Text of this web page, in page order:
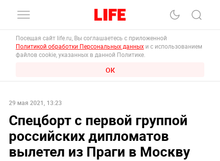
Посещая сайт life.ru, Вы соглашаетесь с приложенной
Политикой обработки Персональных данных и с использованием
файлов cookie, указанных в данной Политике.
ОК
29 мая 2021, 13:23
Спецборт с первой группой
российских дипломатов
вылетел из Праги в Москву